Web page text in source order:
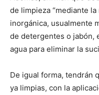
de limpieza “mediante
inorgánica, usualmente
de detergentes o jabón,
agua para eliminar la
De igual forma, tendrán
ya limpias, con la